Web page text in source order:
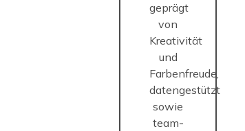
geprägt
von
Kreativität
und
Farbenfreude,
datengestützt
sowie
team-